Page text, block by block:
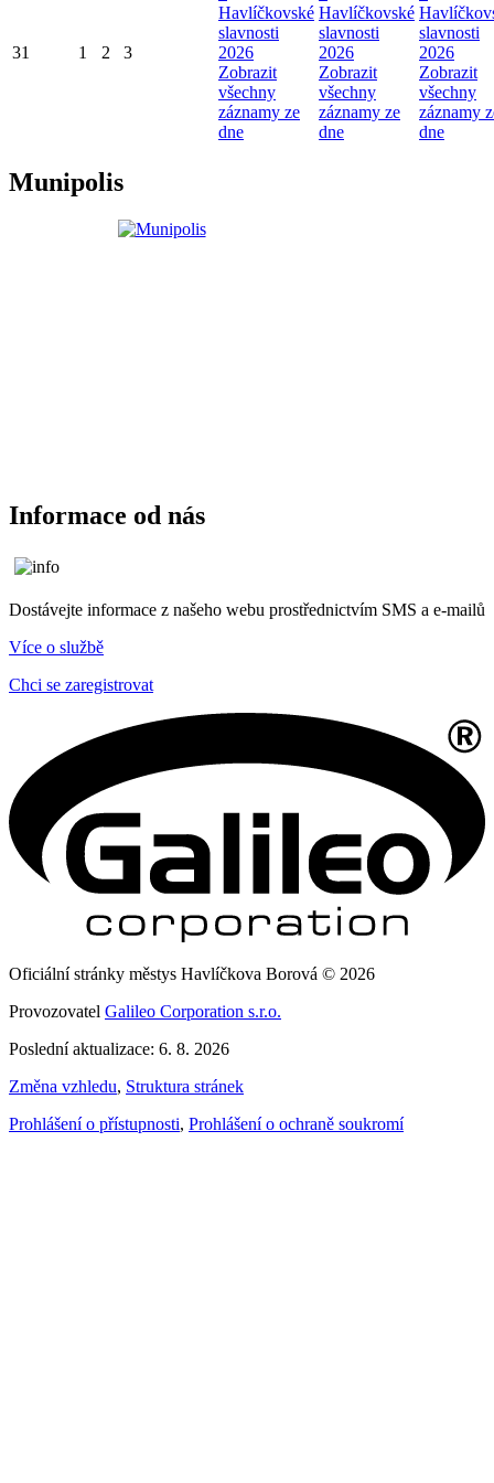
31 1 2 3
Havlíčkovské
slavnosti
2026
Zobrazit
všechny
záznamy ze
dne
Havlíčkovské
slavnosti
2026
Zobrazit
všechny
záznamy ze
dne
slavnosti
2026
Zobrazit
všechny
záznamy
dne
Munipolis
Informace od nás
Dostávejte informace z našeho webu prostřednictvím SMS a e-mailů
Více o službě
Chci se zaregistrovat
Oficiální stránky městys Havlíčkova Borová © 2026
Provozovatel Galileo Corporation s.r.o.
Poslední aktualizace: 6. 8. 2026
Změna vzhledu, Struktura stránek
Prohlášení o přístupnosti, Prohlášení o ochraně soukromí